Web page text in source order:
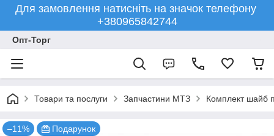
Для замовлення натисніть на значок телефону
+380965842744
Опт-Торг
Товари та послуги Запчастини МТЗ Комплект шайб
–11% Подарунок